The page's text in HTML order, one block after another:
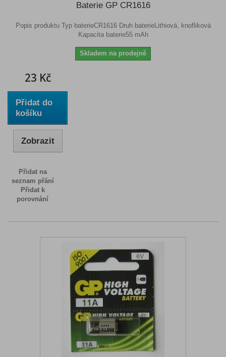
Baterie GP CR1616
Popis produktu Typ baterieCR1616 Druh baterieLithiová, knofliková
Kapacita baterie55 mAh
Skladem na prodejně
23 Kč
Přidat do
košíku
Zobrazit
Přidat na
seznam přání
Přidat k
porovnání